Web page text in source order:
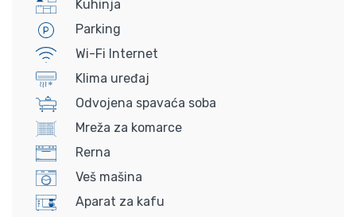
Kuhinja
Parking
Wi-Fi Internet
Klima uređaj
Odvojena spavaća soba
Mreža za komarce
Rerna
Veš mašina
Aparat za kafu